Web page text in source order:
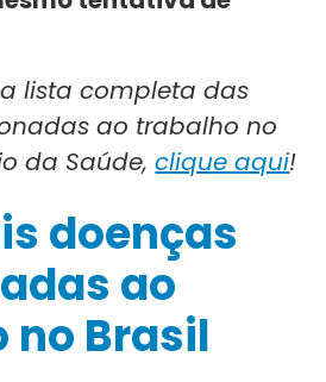
lista completa das
ao trabalho no
da Saúde,clique aqui!
doenças
ao
Brasil